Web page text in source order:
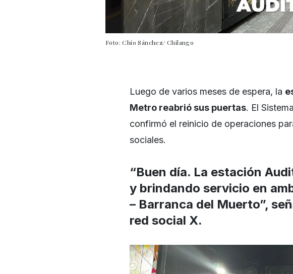
Foto: Chío Sánchez/ Chilango
Luego de varios meses de espera, la
Metro reabrió sus puertas. El
confirmó el reinicio de operaciones
sociales.
“Buen día. La estación
y brindando servicio en
– Barranca del Muerto”,
red social X.